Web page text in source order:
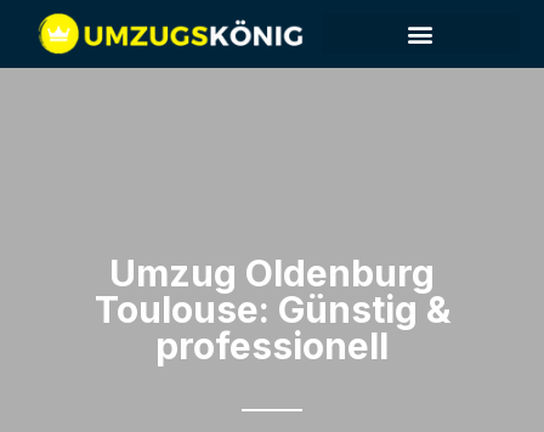
Umzug Oldenburg​
Toulouse: Günstig &
professionell​